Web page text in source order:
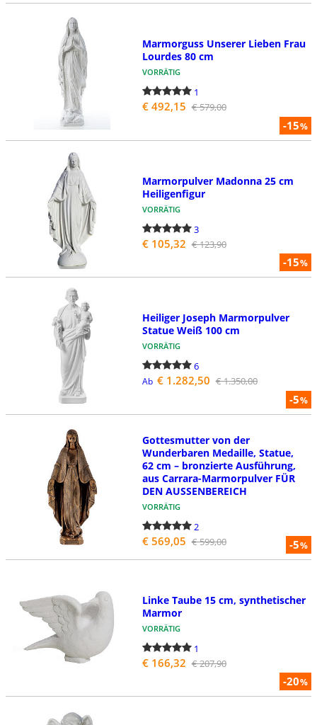
-15%
Marmorguss Unserer Lieben Frau
Lourdes 80 cm
VORRÄTIG
1
€ 492,15 € 579,00
-15%
Marmorpulver Madonna 25 cm
Heiligenfigur
VORRÄTIG
3
€ 105,32 € 123,90
-5%
Heiliger Joseph Marmorpulver
Statue Weiß 100 cm
VORRÄTIG
6
Ab € 1.282,50 € 1.350,00
-5%
Gottesmutter von der
Wunderbaren Medaille, Statue,
62 cm – bronzierte Ausführung,
aus Carrara-Marmorpulver FÜR
DEN AUSSENBEREICH
VORRÄTIG
2
€ 569,05 € 599,00
-20%
Linke Taube 15 cm, synthetischer
Marmor
VORRÄTIG
1
€ 166,32 € 207,90